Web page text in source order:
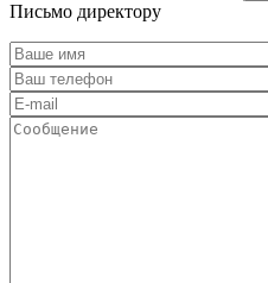
Письмо директору